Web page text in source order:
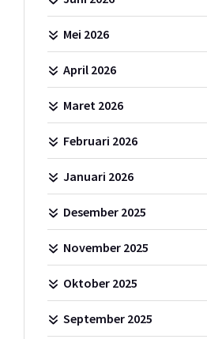
Mei 2026
April 2026
Maret 2026
Februari 2026
Januari 2026
Desember 2025
November 2025
Oktober 2025
September 2025